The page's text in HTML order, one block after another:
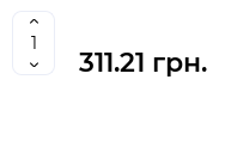
311.21 грн.